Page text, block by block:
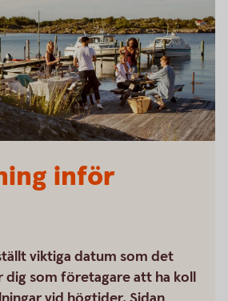
inför
viktiga datum som det
dig som företagare att ha koll